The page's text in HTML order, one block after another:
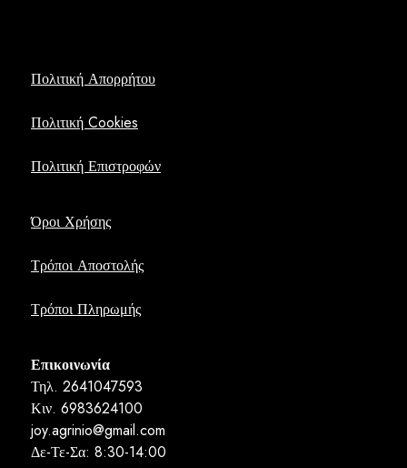
Πολιτική Απορρήτου
Πολιτική Cookies
Πολιτική Επιστροφών
Όροι Χρήσης
Τρόποι Αποστολής
Τρόποι Πληρωμής
Επικοινωνία
Τηλ. 2641047593
Κιν. 6983624100
joy.agrinio@gmail.com
Δε-Τε-Σα: 8:30-14:00